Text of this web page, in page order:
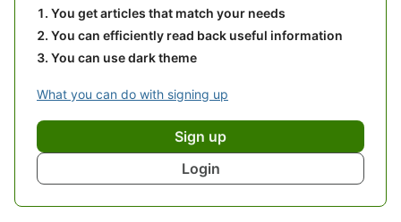
You get articles that match your needs
You can efficiently read back useful information
You can use dark theme
What you can do with signing up
Sign up
Login